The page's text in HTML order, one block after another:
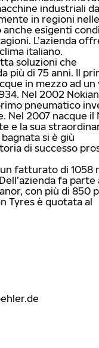
industriali
in regioni
esigenti
L’azienda
italiano.
soluzioni che
più di 75 anni. Il
in mezzo ad
Nel 2002
pneumatico
Nel 2007 nacque il
e la sua
si è giù
di successo
fatturato di 1058
fa parte
con più di 850
Tyres è quotata al